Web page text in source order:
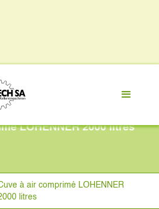
LOHENNER 2000 litres
à air comprimé LOHENNER
litres